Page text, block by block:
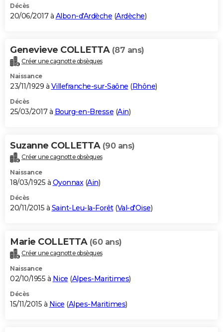
Décès
20/06/2017 à Albon-d'Ardèche (Ardèche)
Genevieve COLLETTA (87 ans)
Créer une cagnotte obsèques
Naissance
23/11/1929 à Villefranche-sur-Saône (Rhône)
Décès
25/03/2017 à Bourg-en-Bresse (Ain)
Suzanne COLLETTA (90 ans)
Créer une cagnotte obsèques
Naissance
18/03/1925 à Oyonnax(Ain)
Décès
20/11/2015 à Saint-Leu-la-Forêt(Val-d'Oise)
Marie COLLETTA (60 ans)
Créer une cagnotte obsèques
Naissance
02/10/1955 à Nice (Alpes-Maritimes)
Décès
15/11/2015 à Nice (Alpes-Maritimes)